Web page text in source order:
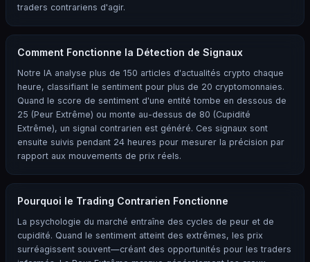
traders contrariens d'agir.
Comment Fonctionne la Détection de Signaux
Notre IA analyse plus de 150 articles d'actualités crypto chaque
heure, classifiant le sentiment pour plus de 20 cryptomonnaies.
Quand le score de sentiment d'une entité tombe en dessous de
25 (Peur Extrême) ou monte au-dessus de 80 (Cupidité
Extrême), un signal contrarien est généré. Ces signaux sont
ensuite suivis pendant 24 heures pour mesurer la précision par
rapport aux mouvements de prix réels.
Pourquoi le Trading Contrarien Fonctionne
La psychologie du marché entraîne des cycles de peur et de
cupidité. Quand le sentiment atteint des extrêmes, les prix
surréagissent souvent—créant des opportunités pour les traders